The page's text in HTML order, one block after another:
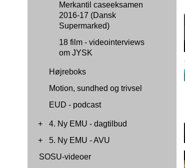
Merkantil caseeksamen
2016-17 (Dansk
Supermarked)
18 film - videointerviews
om JYSK
Højreboks
Motion, sundhed og trivsel
EUD - podcast
+
4. Ny EMU - dagtilbud
+
5. Ny EMU - AVU
SOSU-videoer